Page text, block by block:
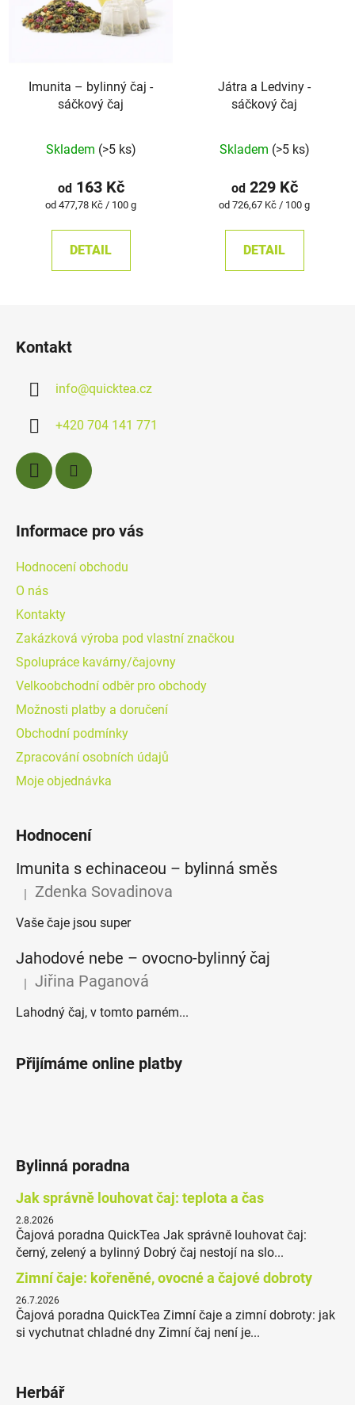
Imunita –⁠⁠⁠⁠⁠ bylinný čaj -
sáčkový čaj
Skladem (>5 ks)
od163 Kč
Měrná
od 477,78 Kč / 100 g
DETAIL
Játra a Ledviny -
sáčkový čaj
Skladem (>5 ks)
od229 Kč
Měrná
od 726,67 Kč / 100 g
DETAIL
Kontakt
info@quicktea.cz
+420 704 141 771
Informace pro vás
Hodnocení obchodu
O nás
Kontakty
Zakázková výroba pod vlastní značkou
Spolupráce kavárny/čajovny
Velkoobchodní odběr pro obchody
Možnosti platby a doručení
Obchodní podmínky
Zpracování osobních údajů
Moje objednávka
Hodnocení
Imunita s echinaceou – bylinná směs
Hodnocení produktu je 5 z 5 hvězdiček.
| Zdenka Sovadinova
Vaše čaje jsou super
Jahodové nebe – ovocno-bylinný čaj
Hodnocení produktu je 5 z 5 hvězdiček.
| Jiřina Paganová
Lahodný čaj, v tomto parném...
Přijímáme online platby
Bylinná poradna
Jak správně louhovat čaj: teplota a čas
2.8.2026
Čajová poradna QuickTea Jak správně louhovat čaj:
černý, zelený a bylinný Dobrý čaj nestojí na slo...
Zimní čaje: kořeněné, ovocné a čajové dobroty
26.7.2026
Čajová poradna QuickTea Zimní čaje a zimní dobroty: jak
si vychutnat chladné dny Zimní čaj není je...
Herbář